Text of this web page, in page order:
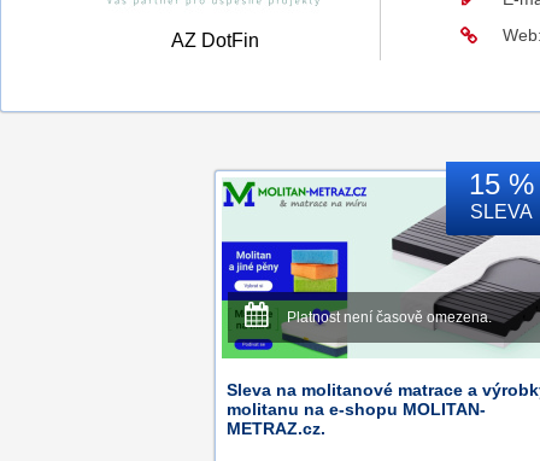
AZ DotFin
15 %
SLEVA
Platnost není časově omezena.
Sleva na molitanové matrace a
molitanu na e-shopu MOLITAN-
METRAZ.cz.